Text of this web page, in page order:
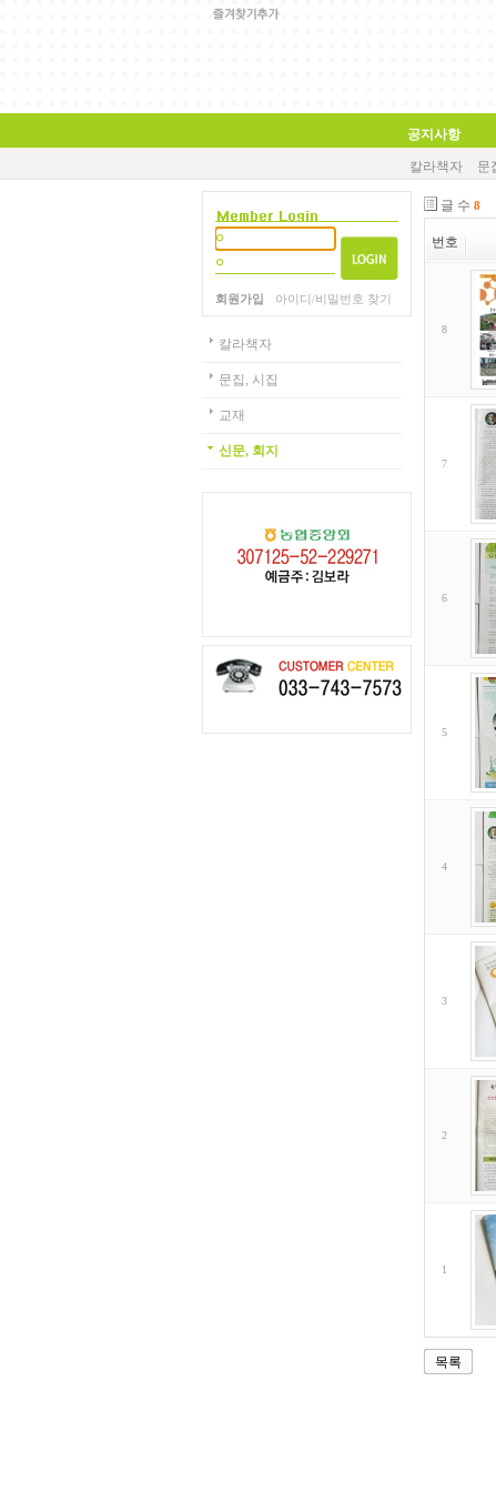
공지사항
칼라책자 문
회원가입 아이디/비밀번호 찾기
칼라책자
문집, 시집
교재
신문, 회지
글 수 8
번호
8
7
6
5
4
3
2
1
목록